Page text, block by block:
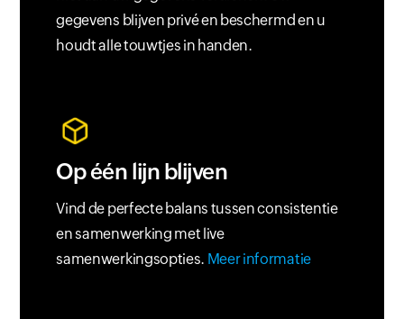
gegevens blijven privé en beschermd en u
houdt alle touwtjes in handen.
Op één lijn blijven
Vind de perfecte balans tussen consistentie
en samenwerking met live
samenwerkingsopties. Meer informatie